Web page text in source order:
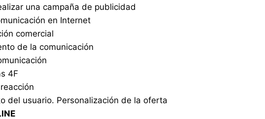
una campaña de publicidad
en Internet
comercial
de la comunicación
4F
del usuario. Personalización de la oferta